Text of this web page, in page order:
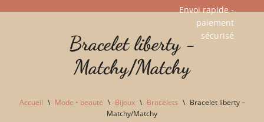
Envoi rapide -
paiement
sécurisé​
Bracelet liberty -
Matchy/Matchy
Accueil \ Mode • beauté \ Bijoux \ Bracelets \ Bracelet liberty –
Matchy/Matchy